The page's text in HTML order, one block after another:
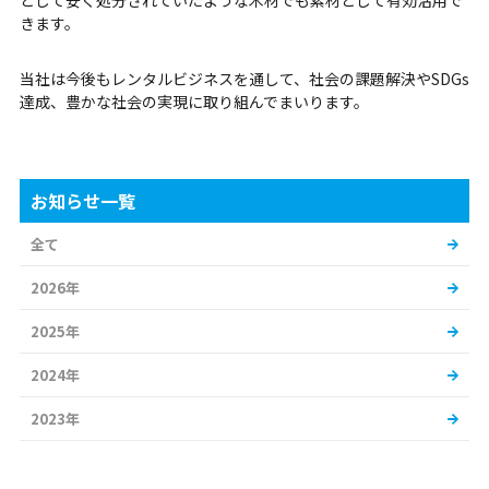
きます。
当社は今後もレンタルビジネスを通して、社会の課題解決やSDGs
達成、豊かな社会の実現に取り組んでまいります。
お知らせ一覧
全て
2026年
2025年
2024年
2023年